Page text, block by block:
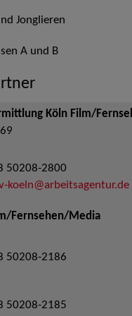
Jonglieren
A und B
Köln Film/
50208-2800
koeln@arbeitsagentur.de
Fernsehen/Media
50208-2186
50208-2185